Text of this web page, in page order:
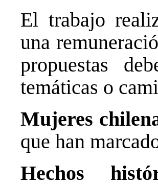
El trabajo
una
propuestas
temáticas o
Mujeres
que han
Hechos